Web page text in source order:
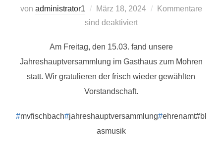
von administrator1
Veröffentlicht
am
März 18, 2024
Kommentare
sind deaktiviert
Am Freitag, den 15.03. fand unsere
Jahreshauptversammlung im Gasthaus zum Mohren
statt. Wir gratulieren der frisch wieder gewählten
Vorstandschaft.
#mvfischbach#jahreshauptversammlung#ehrenamt#bl
asmusik